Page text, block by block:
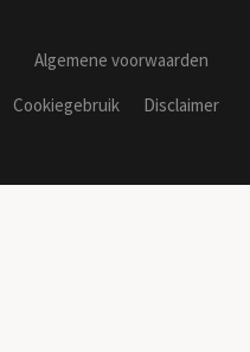
Algemene voorwaarden
Cookiegebruik
Disclaimer